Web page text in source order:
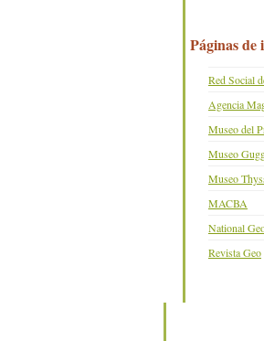
Páginas de
Red Social
Agencia
Museo del
Museo
Museo
MACBA
National
Revista Geo